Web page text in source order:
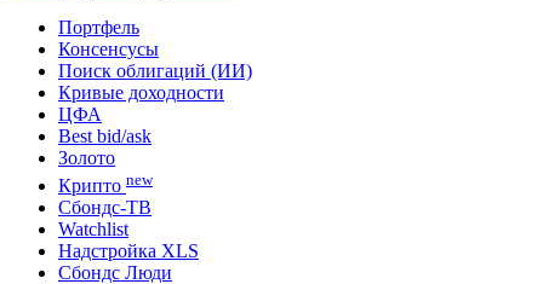
Портфель
Консенсусы
Поиск облигаций (ИИ)
Кривые доходности
ЦФА
Best bid/ask
Золото
Крипто new
Сбондс-ТВ
Watchlist
Надстройка XLS
Сбондс Люди